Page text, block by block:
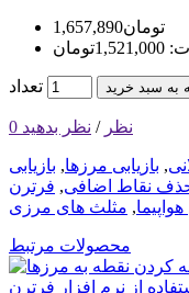
1,657,890تومان
تعداد به سبد خرید
0 نظر / نظر بدهید
, بازیابی مرزها, بازیابی
نقاط اضافی, فرترن
هواپیما, مثلث های مرزی
محصولات مرتبط